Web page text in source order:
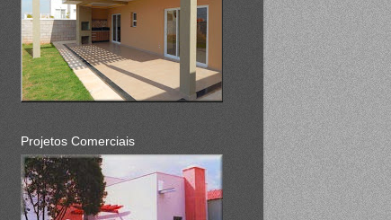
Projetos Comerciais